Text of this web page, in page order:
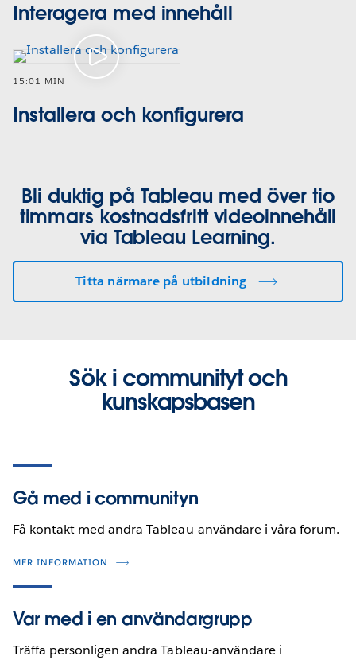
Interagera med innehåll
15:01 MIN
Installera och konfigurera
Bli duktig på Tableau med över tio
timmars kostnadsfritt videoinnehåll
via Tableau Learning.
Titta närmare på utbildning
Sök i communityt och
kunskapsbasen
Gå med i communityn
Få kontakt med andra Tableau-användare i våra forum.
MER INFORMATION
Var med i en användargrupp
Träffa personligen andra Tableau-användare i